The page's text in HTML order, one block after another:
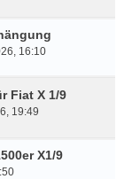
16:10
Fiat X 1/9
19:49
X1/9